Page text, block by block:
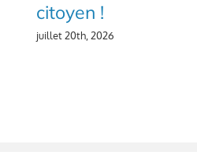
citoyen !
juillet 20th, 2026